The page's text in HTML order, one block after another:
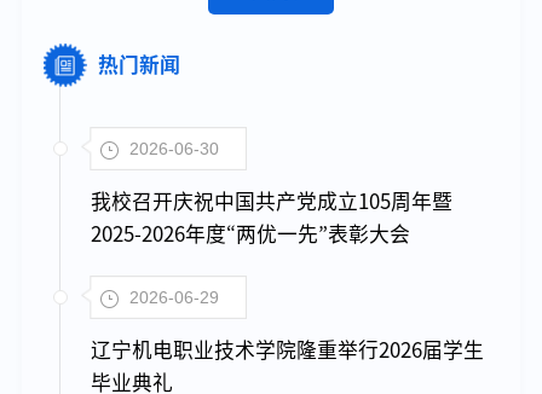
热门新闻
2026-06-30
我校召开庆祝中国共产党成立105周年暨
2025-2026年度“两优一先”表彰大会
2026-06-29
辽宁机电职业技术学院隆重举行2026届学生
毕业典礼